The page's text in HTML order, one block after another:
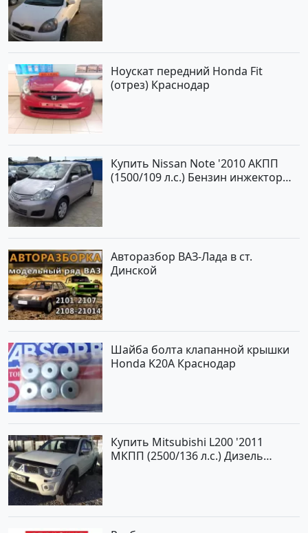
Ноускат передний Honda Fit
(отрез) Краснодар
Купить Nissan Note '2010 АКПП
(1500/109 л.с.) Бензин инжектор
Авторазбор ВАЗ-Лада в ст.
Динской
Шайба болта клапанной крышки
Honda K20A Краснодар
Купить Mitsubishi L200 '2011
МКПП (2500/136 л.с.) Дизель